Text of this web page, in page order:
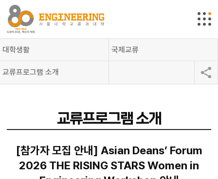
대학생활 국제교류
교류프로그램 소개
교류프로그램 소개
[참가자 모집 안내] Asian Deans’ Forum
2026 THE RISING STARS Women in